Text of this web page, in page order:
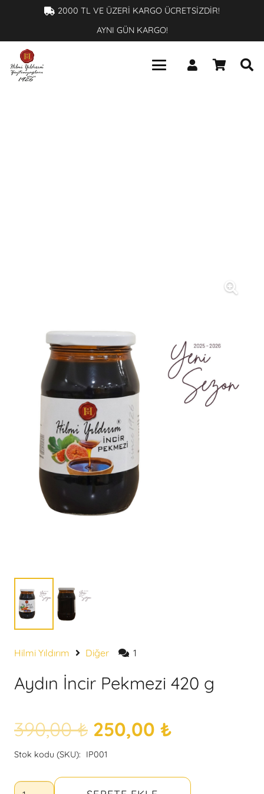
2000 TL VE ÜZERİ KARGO ÜCRETSİZDİR!
AYNI GÜN KARGO!
Hilmi Yıldırım Diğer 1müşteri
Aydın İncir Pekmezi 420 g
390,00₺ Orijinal
250,00 ₺
Stok kodu (SKU): IP001
Aydın